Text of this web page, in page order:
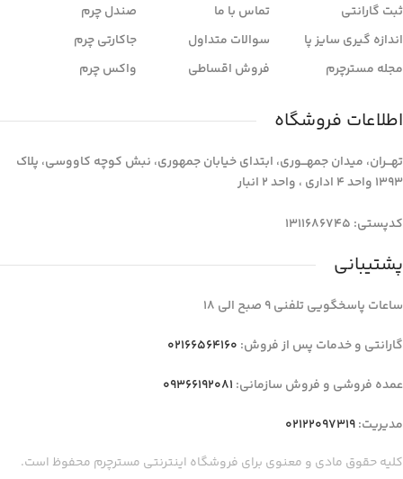
ثبت گارانتی
اندازه گیری سایز پا
مجله مسترچرم
تماس با ما
سوالات متداول
فروش اقساطی
صندل چرم
جاکارتی چرم
واکس چرم
اطلاعات فروشگاه
تهـــران، میدان جمهـــوری، ابتدای خیابان جمهوری، نبش کوچه کاووسی، پلاک
1393 واحد 4 اداری ، واحد 2 انبار
کدپستی: 1311686745
پشتیبانی
ساعات پاسخگویی تلفنی 9 صبح الی 18
گارانتی و خدمات پس از فروش: 02166564160
عمده فروشی و فروش سازمانی: 09366192081
مدیریت:02122097319
کلیه حقوق مادی و معنوی برای فروشگاه اینترنتی مسترچرم محفوظ است.